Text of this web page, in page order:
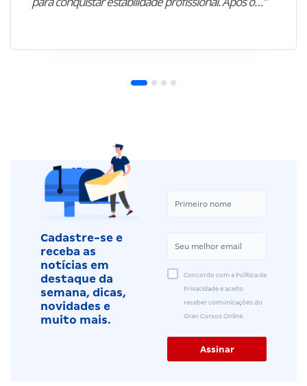
Cadastre-se e
receba as
notícias em
destaque da
semana, dicas,
novidades e
muito mais.
Concordo com a Política de
Privacidade e aceito
receber comunicações do
Gran Cursos Online.